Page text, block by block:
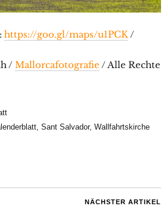
https://goo.gl/maps/u1PCK/
/ Mallorcafotografie / Alle Rechte
, Sant Salvador, Wallfahrtskirche
NÄCHSTER ARTIKEL